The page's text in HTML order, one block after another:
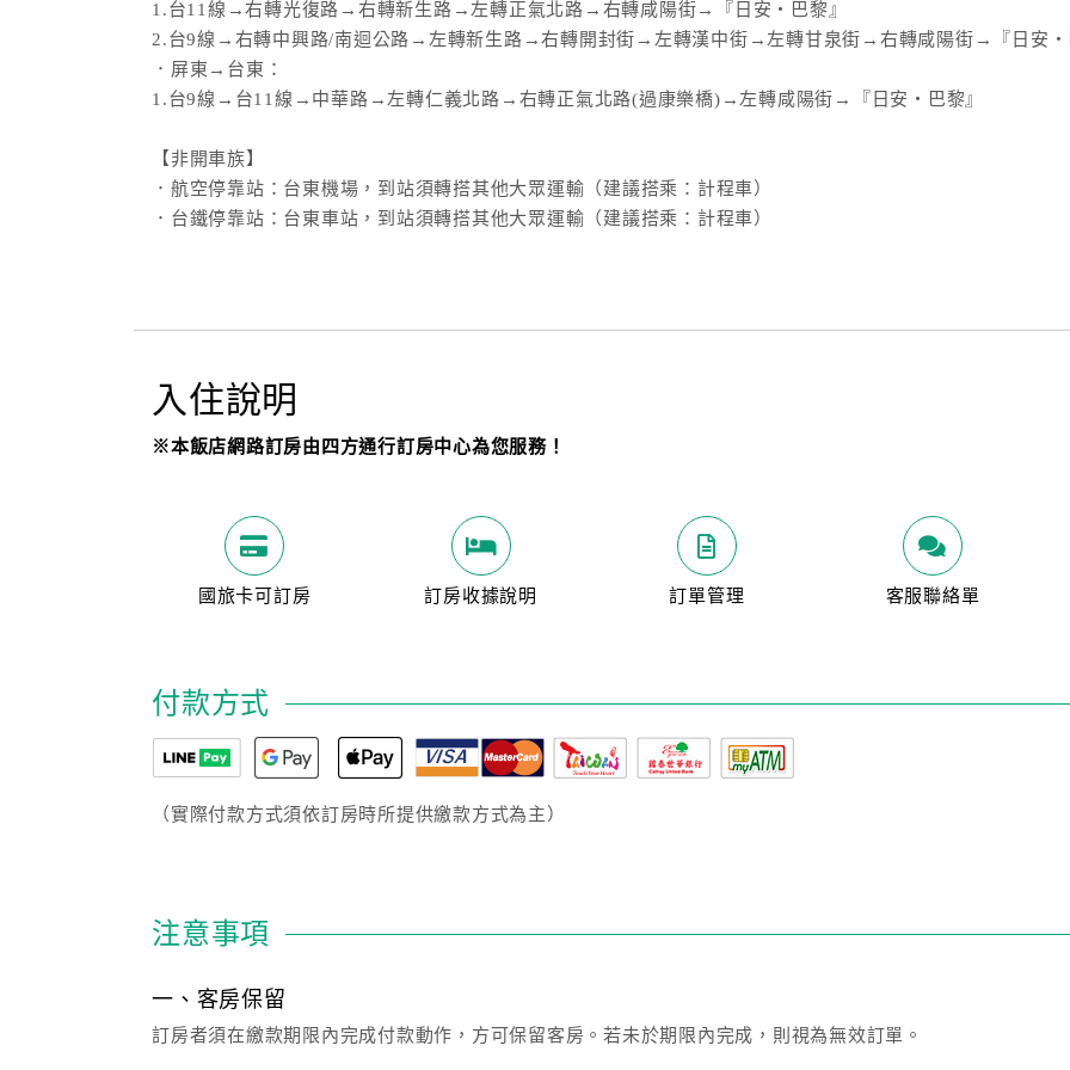
1.台11線→右轉光復路→右轉新生路→左轉正氣北路→右轉咸陽街→『日安‧巴黎』
2.台9線→右轉中興路/南迴公路→左轉新生路→右轉開封街→左轉漢中街→左轉甘泉街→右轉咸陽街→『日安‧
．屏東→台東：
1.台9線→台11線→中華路→左轉仁義北路→右轉正氣北路(過康樂橋)→左轉咸陽街→『日安‧巴黎』
【非開車族】
．航空停靠站：台東機場，到站須轉搭其他大眾運輸（建議搭乘：計程車）
．台鐵停靠站：台東車站，到站須轉搭其他大眾運輸（建議搭乘：計程車）
入住說明
※本飯店網路訂房由四方通行訂房中心為您服務！
國旅卡可訂房 訂房收據說明 訂單管理 客服聯絡單
付款方式
（實際付款方式須依訂房時所提供繳款方式為主）
注意事項
一、客房保留
訂房者須在繳款期限內完成付款動作，方可保留客房。若未於期限內完成，則視為無效訂單。